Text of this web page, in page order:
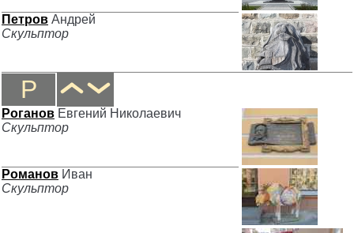
Петров Андрей
Скульптор
Р
Роганов Евгений Николаевич
Скульптор
Романов Иван
Скульптор